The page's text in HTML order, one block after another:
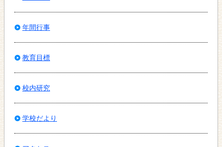
年間行事
教育目標
校内研究
学校だより